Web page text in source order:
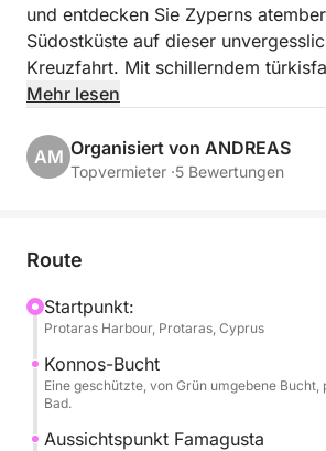
und entdecken Sie Zyperns
Südostküste auf dieser
Kreuzfahrt. Mit schillerndem
Meereshöhlen und einer Mischung
perfekte Auszeit und tauchen Sie ein
Küstenzauber der Insel. Ob Sie
an dramatischen Küstenklippen und
Buchten vorbei. Ihr erster
atemberaubende Konnos-Bucht,
gesäumte Bucht mit ruhigem,
perfekt für ein erfrischendes Bad.
der Weiterfahrt den Panoramablick
Mehr lesen
AM Organisiert von ANDREAS
Topvermieter ·5 Bewertungen
Route
Startpunkt:
Protaras Harbour, Protaras, Cyprus
Konnos-Bucht
Eine geschützte, von Grün umgebene
Bad.
Aussichtspunkt Famagusta